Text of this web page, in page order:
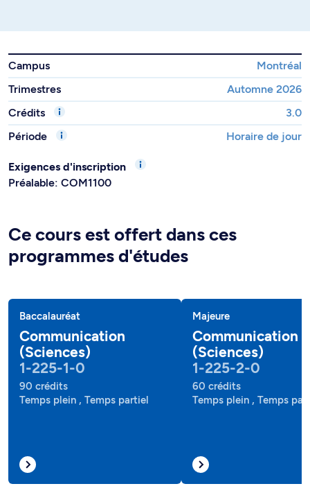
Campus
Montréal
Trimestres
Automne 2026
Crédits
3.0
Période
Horaire de jour
Exigences d'inscription
Préalable: COM1100
Ce cours est offert dans ces
programmes d'études
Baccalauréat
Communication
(Sciences)
1-225-1-0
90 crédits
Temps plein , Temps partiel
Majeure
Communication
(Sciences)
1-225-2-0
60 crédits
Temps plein , Temps